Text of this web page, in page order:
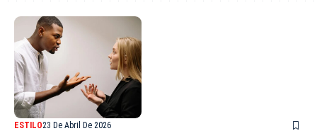
ESTILO23 De Abril De 2026